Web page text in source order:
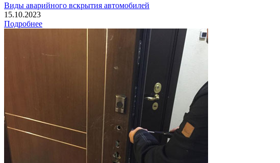
Виды аварийного вскрытия автомобилей
15.10.2023
Подробнее